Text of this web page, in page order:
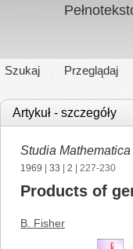
Szukaj Przeglądaj
Artykuł - szczegóły
Studia Mathematica
1969 33 2 | 227-230
Products of
B. Fisher